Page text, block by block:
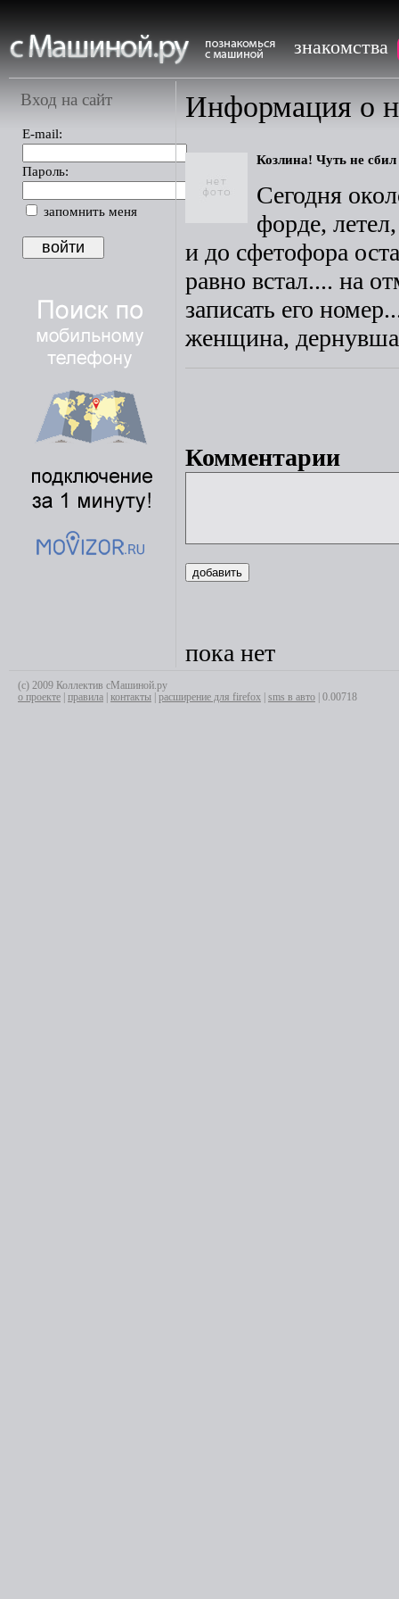
знакомства
Вход на сайт
E-mail:
Пароль:
запомнить меня
Информация о
Козлина! Чуть не
Сегодня
форде,
и до сфетофора
равно встал.... на
записать его
женщина,
Комментарии
пока нет
(с) 2009 Коллектив сМашиной.ру
о проекте
правила контакты расширение для firefox sms в авто | 0.00718